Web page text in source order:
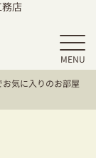
店
MENU
気に入りのお部屋